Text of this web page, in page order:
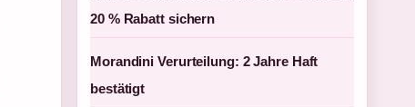
20 % Rabatt sichern
Morandini Verurteilung: 2 Jahre Haft
bestätigt